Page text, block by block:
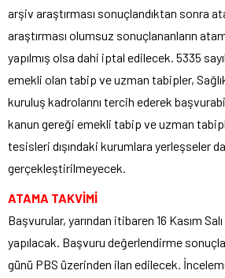
arşiv araştırması sonuçlandıktan sonra
araştırması olumsuz sonuçlananların
yapılmış olsa dahi iptal edilecek. 5335
emekli olan tabip ve uzman tabipler, Sağlık
kuruluş kadrolarını tercih ederek
kanun gereği emekli tabip ve uzman
tesisleri dışındaki kurumlara yerleşseler
gerçekleştirilmeyecek.
ATAMA TAKVİMİ
Başvurular, yarından itibaren 16 Kasım
yapılacak. Başvuru değerlendirme
günü PBS üzerinden ilan edilecek.